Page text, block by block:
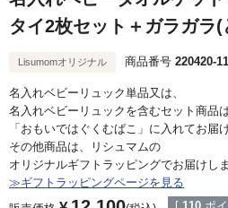
タイ2枚セット＋ガラガラ(
Lisumomオリジナル 商品番号 220420-
名入れベビーリュック単品又は、
名入れベビーリュックを含むセット商品
「おもいではぐくむばこ」に入れてお届
その他商品は、リシュマムの
オリジナルギフトラッピングでお届けしま
≫ギフトラッピングページを見る